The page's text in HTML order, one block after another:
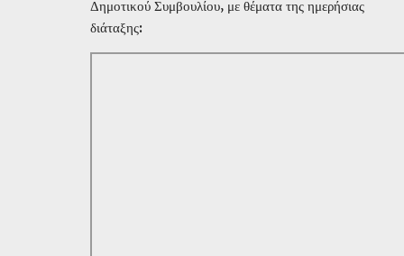
Δημοτικού Συμβουλίου, με θέματα της ημερήσιας
διάταξης: